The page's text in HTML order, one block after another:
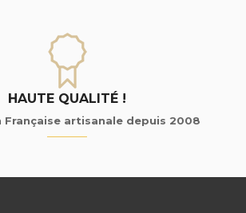
HAUTE QUALITÉ !
Française artisanale depuis 2008